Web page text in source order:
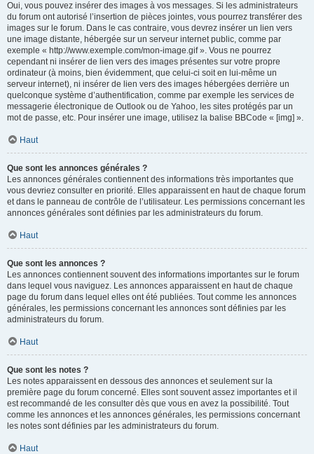
Oui, vous pouvez insérer des images à vos messages. Si les administrateurs
du forum ont autorisé l’insertion de pièces jointes, vous pourrez transférer des
images sur le forum. Dans le cas contraire, vous devrez insérer un lien vers
une image distante, hébergée sur un serveur internet public, comme par
exemple « http://www.exemple.com/mon-image.gif ». Vous ne pourrez
cependant ni insérer de lien vers des images présentes sur votre propre
ordinateur (à moins, bien évidemment, que celui-ci soit en lui-même un
serveur internet), ni insérer de lien vers des images hébergées derrière un
quelconque système d’authentification, comme par exemple les services de
messagerie électronique de Outlook ou de Yahoo, les sites protégés par un
mot de passe, etc. Pour insérer une image, utilisez la balise BBCode « [img] ».
Haut
Que sont les annonces générales ?
Les annonces générales contiennent des informations très importantes que
vous devriez consulter en priorité. Elles apparaissent en haut de chaque forum
et dans le panneau de contrôle de l’utilisateur. Les permissions concernant les
annonces générales sont définies par les administrateurs du forum.
Haut
Que sont les annonces ?
Les annonces contiennent souvent des informations importantes sur le forum
dans lequel vous naviguez. Les annonces apparaissent en haut de chaque
page du forum dans lequel elles ont été publiées. Tout comme les annonces
générales, les permissions concernant les annonces sont définies par les
administrateurs du forum.
Haut
Que sont les notes ?
Les notes apparaissent en dessous des annonces et seulement sur la
première page du forum concerné. Elles sont souvent assez importantes et il
est recommandé de les consulter dès que vous en avez la possibilité. Tout
comme les annonces et les annonces générales, les permissions concernant
les notes sont définies par les administrateurs du forum.
Haut